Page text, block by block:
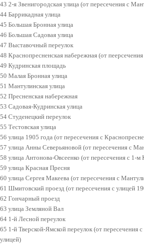
43 2-я Звенигородская улица (от пересечения с
44 Баррикадная улица
45 Большая Бронная улица
46 Большая Садовая улица
47 Выставочный переулок
48 Краснопресненская набережная (от
49 Кудринская площадь
50 Малая Бронная улица
51 Мантулинская улица
52 Пресненская набережная
53 Садовая-Кудринская улица
54 Студенецкий переулок
55 Тестовская улица
56 улица 1905 года (от пересечения с
57 улица Анны Северьяновой (от пересечения с
58 улица Антонова-Овсеенко (от пересечения с 1-
59 улица Красная Пресня
60 улица Сергея Макеева (от пересечения с
61 Шмитовский проезд (от пересечения с улицей
62 Гончарный проезд
63 улица Земляной Вал
64 1-й Лесной переулок
65 1-й Тверской-Ямской переулок (от пересечения
улицей)